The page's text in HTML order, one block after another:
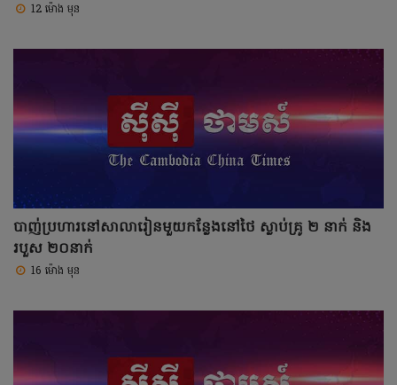
12 ម៉ោង មុន
បាញ់ប្រហារនៅសាលារៀនមួយកន្លែងនៅថៃ ស្លាប់គ្រូ ២ នាក់ និង
របួស ២០នាក់
16 ម៉ោង មុន